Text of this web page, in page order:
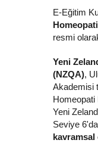
E-Eğitim
resmi
Yeni
(NZQA),
Akademisi
Homeopati
Yeni
Seviye
kavramsal